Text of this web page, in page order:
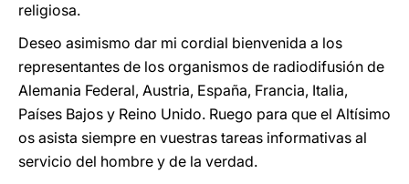
religiosa.
Deseo asimismo dar mi cordial bienvenida a los
representantes de los organismos de radiodifusión de
Alemania Federal, Austria, España, Francia, Italia,
Países Bajos y Reino Unido. Ruego para que el Altísimo
os asista siempre en vuestras tareas informativas al
servicio del hombre y de la verdad.